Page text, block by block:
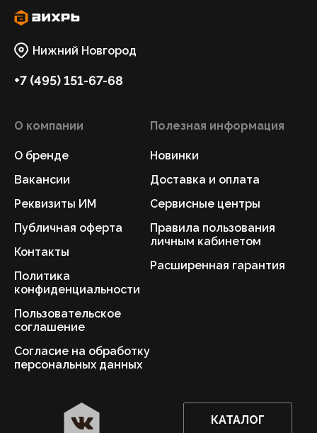
Нижний Новгород
+7 (495) 151-67-68
О компании
О бренде
Вакансии
Реквизиты ИМ
Публичная оферта
Контакты
Политика
конфиденциальности
Пользовательское
соглашение
Согласие на обработку
персональных данных
Полезная информация
Новинки
Доставка и оплата
Сервисные центры
Правила пользования
личным кабинетом
Расширенная гарантия
КАТАЛОГ